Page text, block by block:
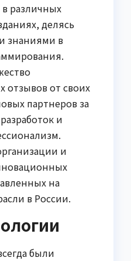
различных
делясь
знаниями в
отзывов от своих
партнеров за
и
и
на
в России.
были